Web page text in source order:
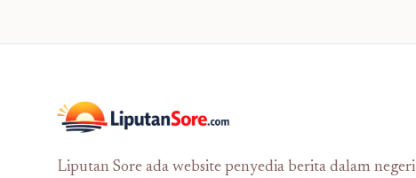
Liputan Sore ada website penyedia berita dalam negeri